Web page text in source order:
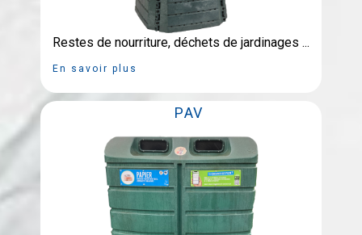
Restes de nourriture, déchets de jardinages ...
En savoir plus
PAV